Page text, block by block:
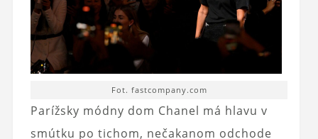
Fot. fastcompany.com
Parížsky módny dom Chanel má hlavu v
smútku po tichom, nečakanom odchode